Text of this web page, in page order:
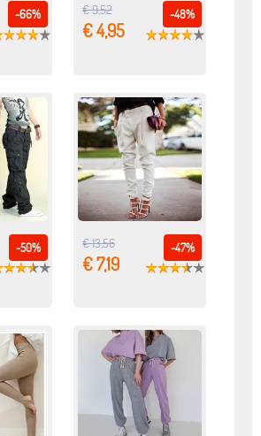
-66% -48%
€ 9,52
€ 4,95
-50% -47%
€ 13,56
€ 7,19